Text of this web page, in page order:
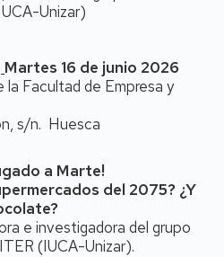
Unizar)
Martes 16 de junio 2026
la Facultad de Empresa y
s/n. Huesca
a Marte!
del 2075? ¿Y
e investigadora del grupo
(IUCA-Unizar).